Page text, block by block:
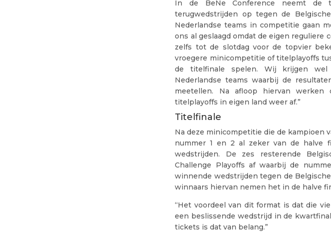
In de BeNe Conference neemt de
terugwedstrijden op tegen de
Nederlandse teams in competitie gaan
ons al geslaagd omdat de eigen
zelfs tot de slotdag voor de topvier
vroegere minicompetitie of titelplayoffs
de titelfinale spelen. Wij krijgen
Nederlandse teams waarbij de
meetellen. Na afloop hiervan werken
titelplayoffs in eigen land weer af.”
Titelfinale
Na deze minicompetitie die de kampioen
nummer 1 en 2 al zeker van de halve
wedstrijden. De zes resterende
Challenge Playoffs af waarbij de
winnende wedstrijden tegen de
winnaars hiervan nemen het in de halve
“Het voordeel van dit format is dat die
een beslissende wedstrijd in de
tickets is dat van belang.”